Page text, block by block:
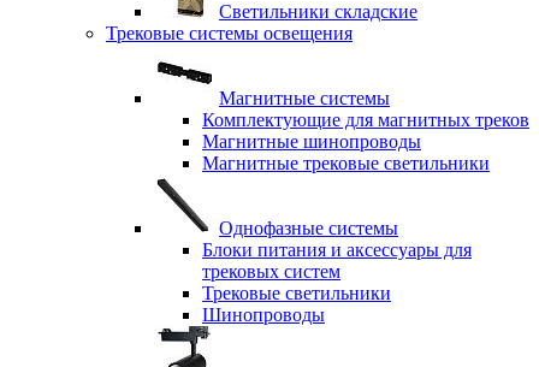
Светильники складские
Трековые системы освещения
Магнитные системы
Комплектующие для магнитных треков
Магнитные шинопроводы
Магнитные трековые светильники
Однофазные системы
Блоки питания и аксессуары для
трековых систем
Трековые светильники
Шинопроводы